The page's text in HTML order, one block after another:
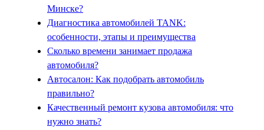
Минске?
Диагностика автомобилей TANK:
особенности, этапы и преимущества
Сколько времени занимает продажа
автомобиля?
Автосалон: Как подобрать автомобиль
правильно?
Качественный ремонт кузова автомобиля: что
нужно знать?